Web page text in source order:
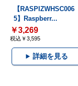
【RASPIZWHSC006
5】Raspberr...
￥3,269
税込￥3,595
詳細を見る